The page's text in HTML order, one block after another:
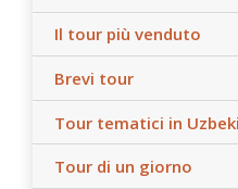
Il tour più venduto
Brevi tour
Tour tematici in
Tour di un giorno